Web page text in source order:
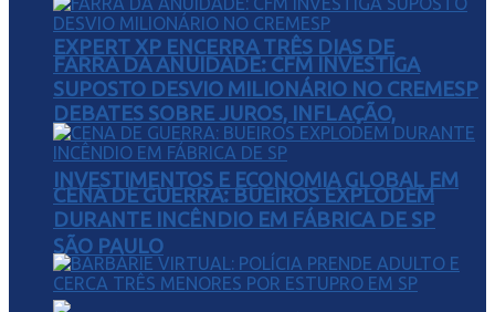
EXPERT XP ENCERRA TRÊS DIAS DE
DEBATES SOBRE JUROS, INFLAÇÃO,
INVESTIMENTOS E ECONOMIA GLOBAL EM
SÃO PAULO
FARRA DA ANUIDADE: CFM INVESTIGA
SUPOSTO DESVIO MILIONÁRIO NO CREMESP
CENA DE GUERRA: BUEIROS EXPLODEM
DURANTE INCÊNDIO EM FÁBRICA DE SP